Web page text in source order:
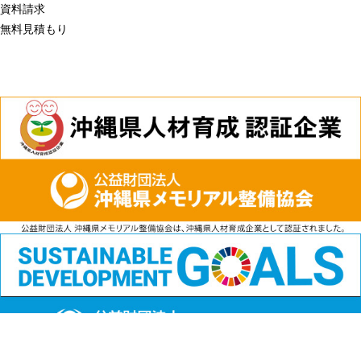
資料請求
無料見積もり